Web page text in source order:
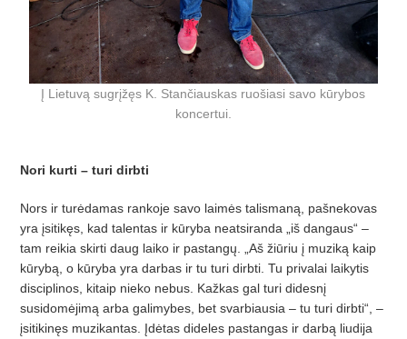
Į Lietuvą sugrįžęs K. Stančiauskas ruošiasi savo kūrybos
koncertui.
Nori kurti – turi dirbti
Nors ir turėdamas rankoje savo laimės talismaną, pašnekovas
yra įsitikęs, kad talentas ir kūryba neatsiranda „iš dangaus“ –
tam reikia skirti daug laiko ir pastangų. „Aš žiūriu į muziką kaip
kūrybą, o kūryba yra darbas ir tu turi dirbti. Tu privalai laikytis
disciplinos, kitaip nieko nebus. Kažkas gal turi didesnį
susidomėjimą arba galimybes, bet svarbiausia – tu turi dirbti“, –
įsitikinęs muzikantas. Įdėtas dideles pastangas ir darbą liudija